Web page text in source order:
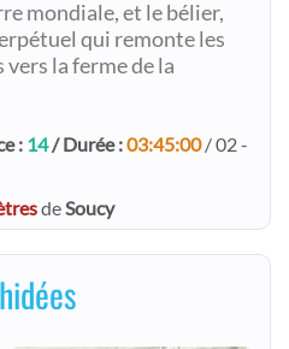
mondiale, et le bélier,
qui remonte les
vers la ferme de la
: 14/ Durée :03:45:00/ 02 -
deSoucy